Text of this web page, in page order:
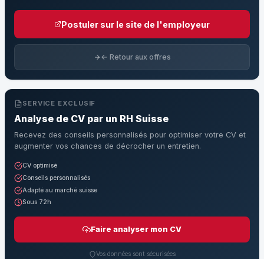
Postuler sur le site de l'employeur
← Retour aux offres
SERVICE EXCLUSIF
Analyse de CV par un RH Suisse
Recevez des conseils personnalisés pour optimiser votre CV et
augmenter vos chances de décrocher un entretien.
CV optimisé
Conseils personnalisés
Adapté au marché suisse
Sous 72h
Faire analyser mon CV
Vos données sont sécurisées